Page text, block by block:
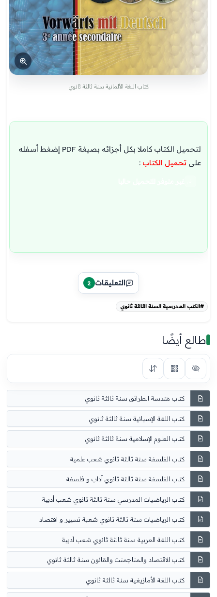
كتاب اللغة الألمانية سنة ثالثة ثانوي
لتحميل الكتاب كاملا بكل أجزائه بصيغة PDF إضغط أسفله
علىتحميل الكتاب:
التعليقات 2
#الكتب المدرسية السنة الثالثة ثانوي
طالع أيضًا
كتاب هندسة الطرائق سنة ثالثة ثانوي
كتاب اللغة الإسبانية سنة ثالثة ثانوي
كتاب العلوم الإسلامية سنة ثالثة ثانوي
كتاب الفلسفة سنة ثالثة ثانوي شعب علمية
كتاب الفلسفة سنة ثالثة ثانوي آداب و فلسفة
كتاب الرياضيات المدرسي سنة ثالثة ثانوي شعب أدبية
كتاب الرياضيات سنة ثالثة ثانوي شعبة تسيير و اقتصاد
كتاب اللغة العربية سنة ثالثة ثانوي شعب أدبية
كتاب الاقتصاد والمناجمنت والقانون سنة ثالثة ثانوي
كتاب اللغة الأمازيغية سنة ثالثة ثانوي